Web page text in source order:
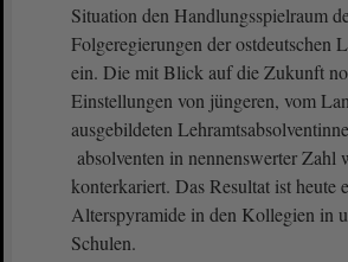
Situation den Handlungsspielraum
Folgeregierungen der ostdeutschen
ein. Die mit Blick auf die Zukunft
Einstellungen von jüngeren, vom
ausgebildeten
absolventen in nennenswerter Zahl
konterkariert. Das Resultat ist heute
Alterspyramide in den Kollegien in
Schulen.